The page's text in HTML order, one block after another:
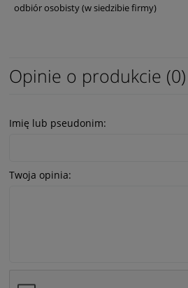
odbiór osobisty(w siedzibie firmy)
Opinie o produkcie (0)
Imię lub pseudonim:
Twoja opinia: